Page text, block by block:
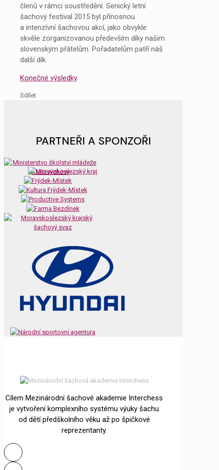
členů v rámci soustředění. Senický letní
šachový festival 2015 byl přínosnou
a intenzívní šachovou akcí, jako obvykle
skvěle zorganizovanou především díky našim
slovenským přátelům. Pořadatelům patří náš
další dík.
Konečné výsledky.
Sdílet
PARTNEŘI A SPONZOŘI
Cílem Mezinárodní šachové akademie Interchess
je vytvoření komplexního systému výuky šachu
od dětí předškolního věku až po špičkové
reprezentanty.